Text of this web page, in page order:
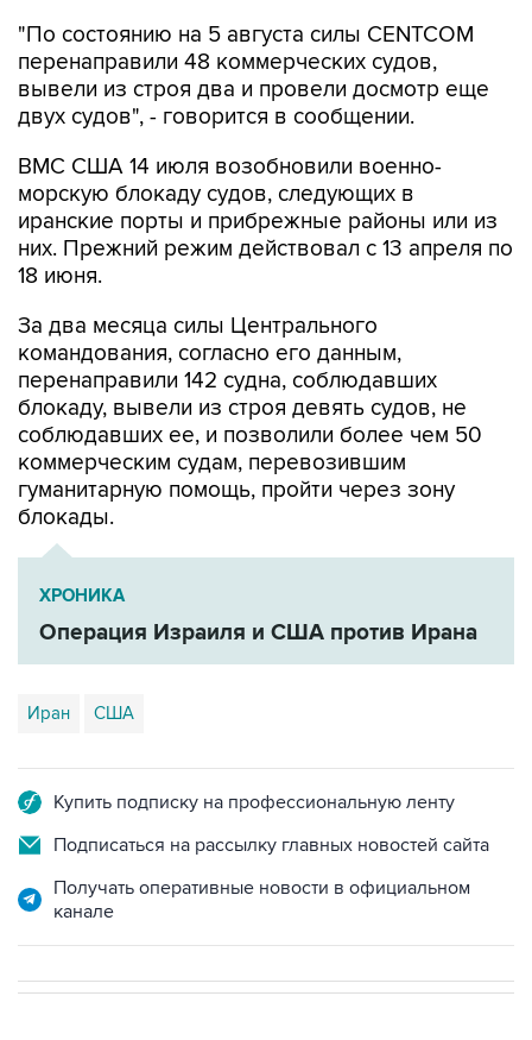
"По состоянию на 5 августа силы CENTCOM
перенаправили 48 коммерческих судов,
вывели из строя два и провели досмотр еще
двух судов", - говорится в сообщении.
ВМС США 14 июля возобновили военно-
морскую блокаду судов, следующих в
иранские порты и прибрежные районы или из
них. Прежний режим действовал с 13 апреля по
18 июня.
За два месяца силы Центрального
командования, согласно его данным,
перенаправили 142 судна, соблюдавших
блокаду, вывели из строя девять судов, не
соблюдавших ее, и позволили более чем 50
коммерческим судам, перевозившим
гуманитарную помощь, пройти через зону
блокады.
ХРОНИКА
Операция Израиля и США против Ирана
Иран США
Купить подписку на профессиональную ленту
Подписаться на рассылку главных новостей сайта
Получать оперативные новости в официальном
канале